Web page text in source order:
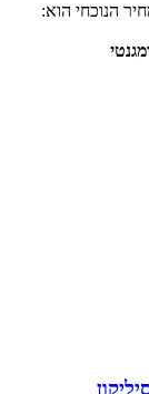
הנוכחי הוא: